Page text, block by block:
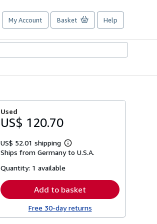
My Account Basket Help
Used
US$ 120.70
US$ 52.01 shipping
Learn
more
Ships from Germany to U.S.A.
Quantity: 1 available
Add to basket
Free 30-day returns